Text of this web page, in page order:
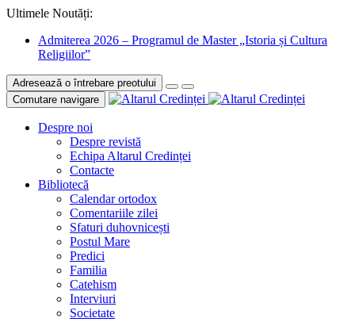
Ultimele Noutăți:
Admiterea 2026 – Programul de Master „Istoria și Cultura
Religiilor”
Adresează o întrebare preotului
Comutare navigare
Despre noi
Despre revistă
Echipa Altarul Credinței
Contacte
Bibliotecă
Calendar ortodox
Comentariile zilei
Sfaturi duhovnicești
Postul Mare
Predici
Familia
Catehism
Interviuri
Societate